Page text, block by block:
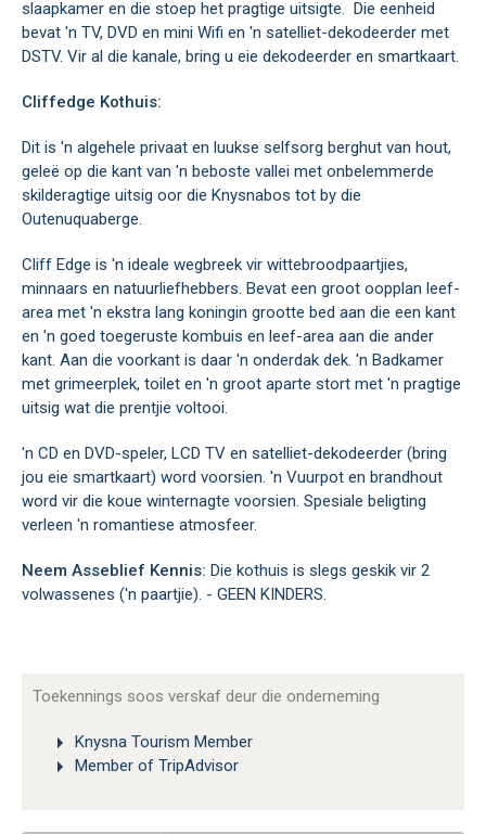
slaapkamer en die stoep het pragtige uitsigte. Die eenheid
bevat 'n TV, DVD en mini Wifi en 'n satelliet-dekodeerder met
DSTV. Vir al die kanale, bring u eie dekodeerder en smartkaart.
Cliffedge Kothuis:
Dit is 'n algehele privaat en luukse selfsorg berghut van hout,
geleë op die kant van 'n beboste vallei met onbelemmerde
skilderagtige uitsig oor die Knysnabos tot by die
Outenuquaberge.
Cliff Edge is 'n ideale wegbreek vir wittebroodpaartjies,
minnaars en natuurliefhebbers. Bevat een groot oopplan leef-
area met 'n ekstra lang koningin grootte bed aan die een kant
en 'n goed toegeruste kombuis en leef-area aan die ander
kant. Aan die voorkant is daar 'n onderdak dek. 'n Badkamer
met grimeerplek, toilet en 'n groot aparte stort met 'n pragtige
uitsig wat die prentjie voltooi.
'n CD en DVD-speler, LCD TV en satelliet-dekodeerder (bring
jou eie smartkaart) word voorsien. 'n Vuurpot en brandhout
word vir die koue winternagte voorsien. Spesiale beligting
verleen 'n romantiese atmosfeer.
Neem Asseblief Kennis: Die kothuis is slegs geskik vir 2
volwassenes ('n paartjie). - GEEN KINDERS.
Toekennings soos verskaf deur die onderneming
Knysna Tourism Member
Member of TripAdvisor